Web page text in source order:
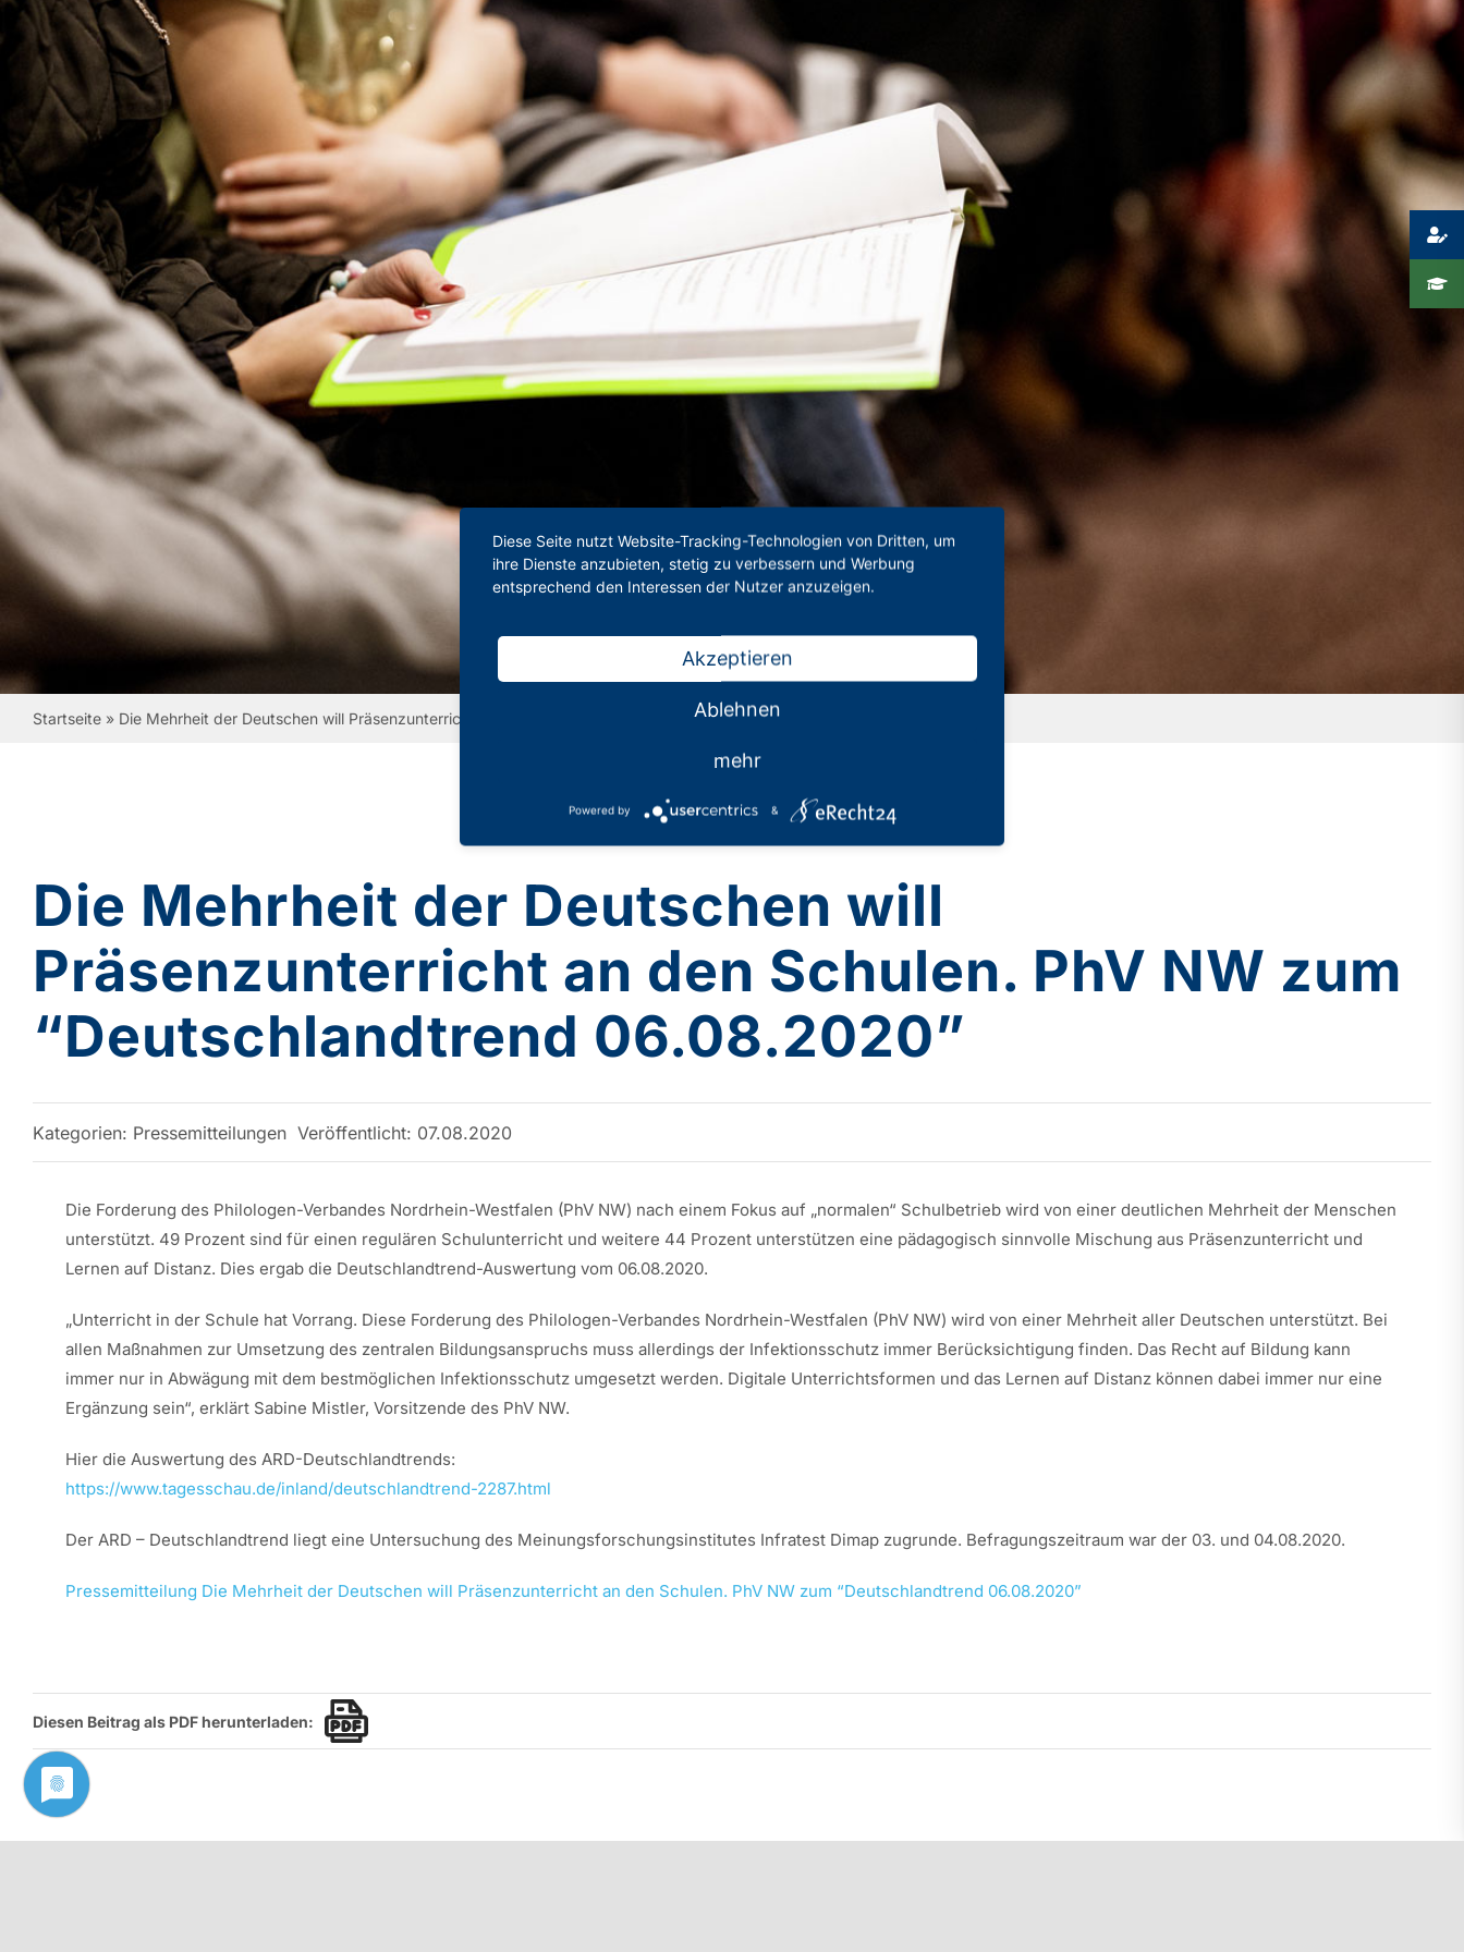
Startseite» Die Mehrheit der Deutschen will Präsenzunterricht an den Schulen. PhV NW zum “Deutschlandtrend 06.08.2020”
Die Mehrheit der Deutschen will
Präsenzunterricht an den Schulen. PhV NW zum
“Deutschlandtrend 06.08.2020”
Kategorien: Pressemitteilungen Veröffentlicht: 07.08.2020
Die Forderung des Philologen-Verbandes Nordrhein-Westfalen (PhV NW) nach einem Fokus auf „normalen“ Schulbetrieb wird von einer deutlichen Mehrheit der Menschen
unterstützt. 49 Prozent sind für einen regulären Schulunterricht und weitere 44 Prozent unterstützen eine pädagogisch sinnvolle Mischung aus Präsenzunterricht und
Lernen auf Distanz. Dies ergab die Deutschlandtrend-Auswertung vom 06.08.2020.
„Unterricht in der Schule hat Vorrang. Diese Forderung des Philologen-Verbandes Nordrhein-Westfalen (PhV NW) wird von einer Mehrheit aller Deutschen unterstützt. Bei
allen Maßnahmen zur Umsetzung des zentralen Bildungsanspruchs muss allerdings der Infektionsschutz immer Berücksichtigung finden. Das Recht auf Bildung kann
immer nur in Abwägung mit dem bestmöglichen Infektionsschutz umgesetzt werden. Digitale Unterrichtsformen und das Lernen auf Distanz können dabei immer nur eine
Ergänzung sein“, erklärt Sabine Mistler, Vorsitzende des PhV NW.
Hier die Auswertung des ARD-Deutschlandtrends:
https://www.tagesschau.de/inland/deutschlandtrend-2287.html
Der ARD – Deutschlandtrend liegt eine Untersuchung des Meinungsforschungsinstitutes Infratest Dimap zugrunde. Befragungszeitraum war der 03. und 04.08.2020.
Pressemitteilung Die Mehrheit der Deutschen will Präsenzunterricht an den Schulen. PhV NW zum “Deutschlandtrend 06.08.2020”
Diesen Beitrag als PDF herunterladen:
Diese Seite nutzt Website-Tracking-Technologien von Dritten, um
ihre Dienste anzubieten, stetig zu verbessern und Werbung
entsprechend den Interessen der Nutzer anzuzeigen.
Akzeptieren
Ablehnen
mehr
Powered by &